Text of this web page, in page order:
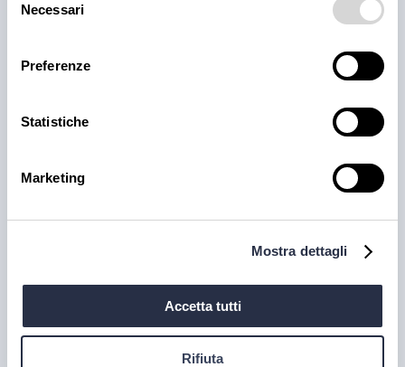
delNecessari
Preferenze
Statistiche
Marketing
Mostra dettagli
Accetta tutti
Rifiuta
Hamburger 200gr bovino